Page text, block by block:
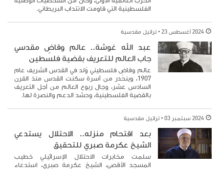
الفلسطينية التي قاومت الانتداب البريطاني.
2024 أغسطس 23 تراتيل مقدسية
عبد الله غوشة.. عالم وقاضٍ مقدسي
جاب العالم للتعريف بقضية فلسطين
عالم وقاضٍ فلسطيني وُلد في القدس الشريف عام
1907، وينحدر من أسرة سكنت القدس منذ القرن
السادس عشر، وجال ربوع العالم من أجل التعريف
بالقضية الفلسطينية، وحشد الدعم والنصرة لها.
2024 سبتمبر 03 تراتيل مقدسية
بعد اقتحام منزله.. الاحتلال يستدعي
الشيخ عكرمة صبري للتحقيق
سلمت مخابرات الاحتلال الإسرائيلي خطيب
المسجد الأقصى، الشيخ عكرمة صبري، استدعاء